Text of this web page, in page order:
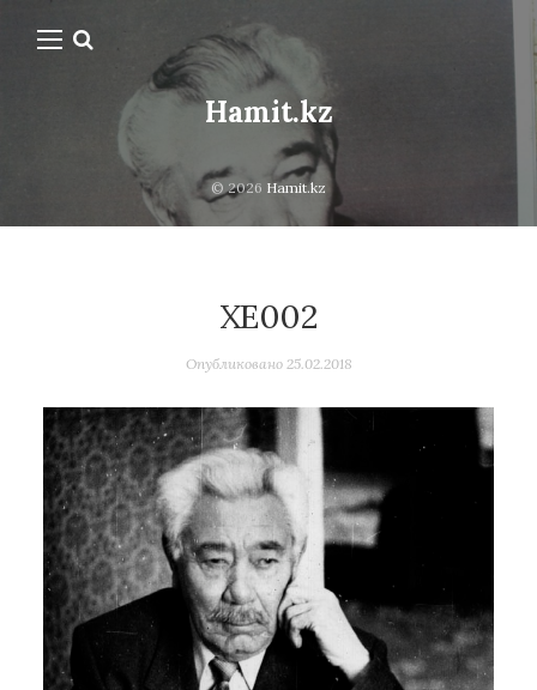
Hamit.kz
© 2026 Hamit.kz
ХЕ002
Опубликовано 25.02.2018